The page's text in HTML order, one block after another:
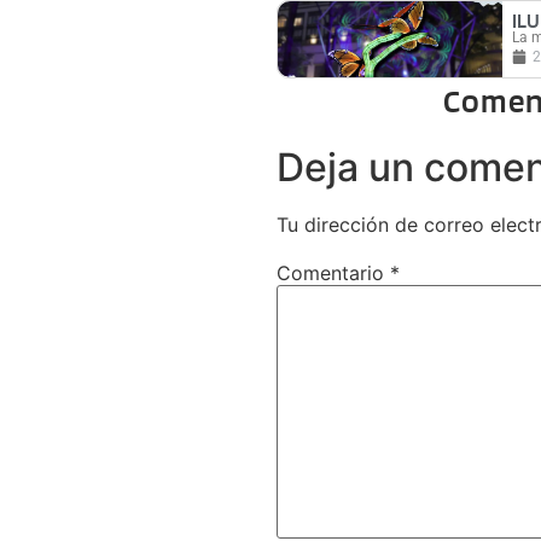
La
Deja un
Tu dirección de correo
Comentario *